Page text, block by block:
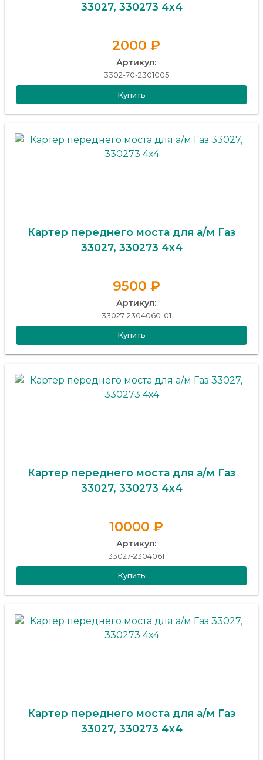
33027, 330273 4х4
2000 ₽
Артикул:
3302-70-2301005
Купить
Картер переднего моста для а/м Газ
33027, 330273 4х4
9500 ₽
Артикул:
33027-2304060-01
Купить
Картер переднего моста для а/м Газ
33027, 330273 4х4
10000 ₽
Артикул:
33027-2304061
Купить
Картер переднего моста для а/м Газ
33027, 330273 4х4